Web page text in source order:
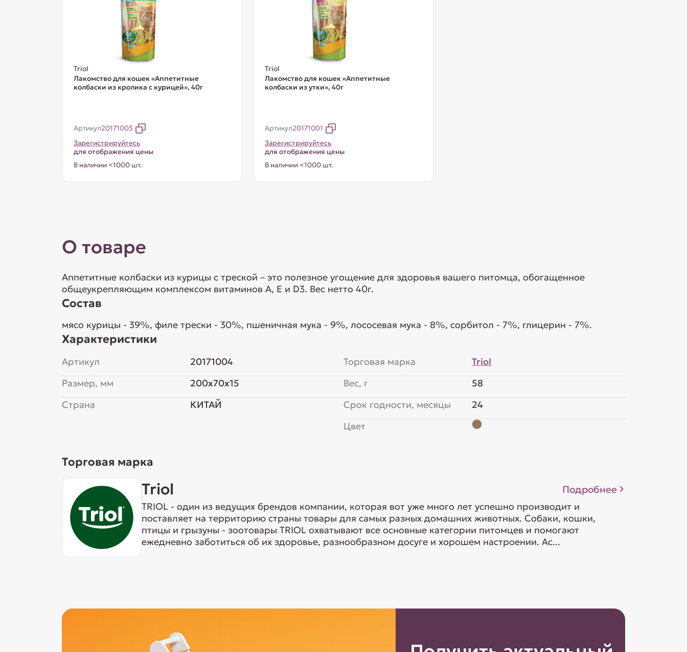
Triol
Лакомство для кошек «Аппетитные
колбаски из кролика с курицей», 40г
Артикул20171003
Зарегистрируйтесь
для отображения цены
В наличии <1000 шт.
Triol
Лакомство для кошек «Аппетитные
колбаски из утки», 40г
Артикул20171001
Зарегистрируйтесь
для отображения цены
В наличии <1000 шт.
О товаре
Аппетитные колбаски из курицы с треской – это полезное угощение для здоровья вашего питомца, обогащенное
общеукрепляющим комплексом витаминов A, E и D3. Вес нетто 40г.
Состав
мясо курицы - 39%, филе трески - 30%, пшеничная мука - 9%, лососевая мука - 8%, сорбитол - 7%, глицерин - 7%.
Характеристики
Артикул
20171004
Размер, мм
200x70x15
Страна
КИТАЙ
Торговая марка
Triol
Вес, г
58
Срок годности, месяцы
24
Цвет
Торговая марка
Triol Подробнее
TRIOL - один из ведущих брендов компании, которая вот уже много лет успешно производит и
поставляет на территорию страны товары для самых разных домашних животных. Собаки, кошки,
птицы и грызуны - зоотовары TRIOL охватывают все основные категории питомцев и помогают
ежедневно заботиться об их здоровье, разнообразном досуге и хорошем настроении. Ас...